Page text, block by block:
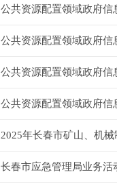
公共资源配置领域政府信
公共资源配置领域政府信
公共资源配置领域政府信
公共资源配置领域政府信
2025年长春市矿山、机
长春市应急管理局业务